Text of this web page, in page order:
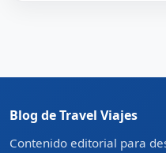
Blog de Travel Viajes
Contenido editorial para